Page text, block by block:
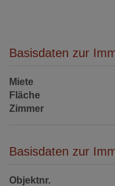
Basisdaten zur
Miete
Fläche
Zimmer
Basisdaten zur
Objektnr.